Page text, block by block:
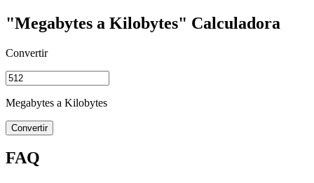
"Megabytes a Kilobytes" Calculadora
Convertir
Megabytes a Kilobytes
Convertir
FAQ